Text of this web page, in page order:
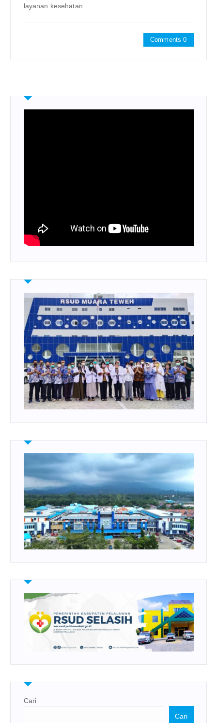
layanan kesehatan.
Comments 0
Cari
Cari